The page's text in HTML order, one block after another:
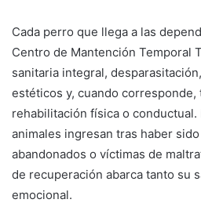
Cada perro que llega a las
Centro de Mantención Temporal
sanitaria integral,
estéticos y, cuando corresponde,
rehabilitación física o conductual.
animales ingresan tras haber
abandonados o víctimas de
de recuperación abarca tanto su
emocional.